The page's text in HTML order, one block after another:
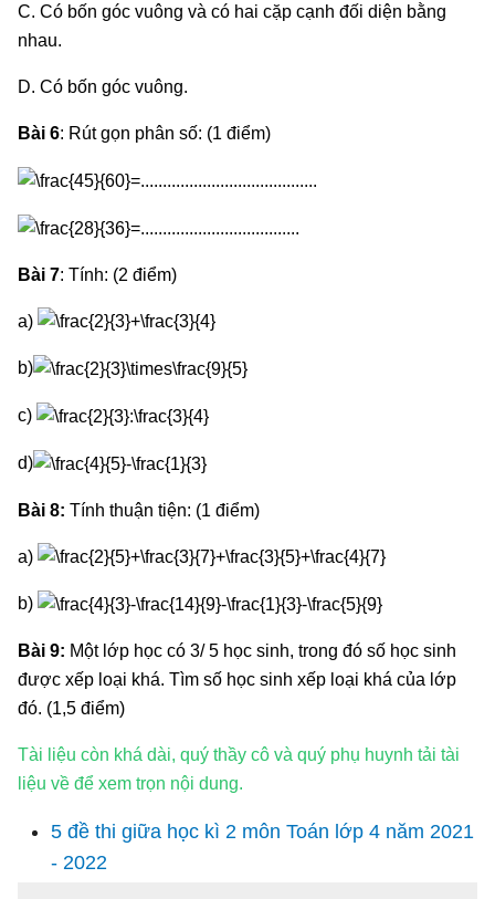
C. Có bốn góc vuông và có hai cặp cạnh đối diện bằng
nhau.
D. Có bốn góc vuông.
Bài 6: Rút gọn phân số: (1 điểm)
Bài 7: Tính: (2 điểm)
a)
b)
c)
d)
Bài 8: Tính thuận tiện: (1 điểm)
a)
b)
Bài 9: Một lớp học có 3/ 5 học sinh, trong đó số học sinh
được xếp loại khá. Tìm số học sinh xếp loại khá của lớp
đó. (1,5 điểm)
Tài liệu còn khá dài, quý thầy cô và quý phụ huynh tải tài
liệu về để xem trọn nội dung.
5 đề thi giữa học kì 2 môn Toán lớp 4 năm 2021
- 2022